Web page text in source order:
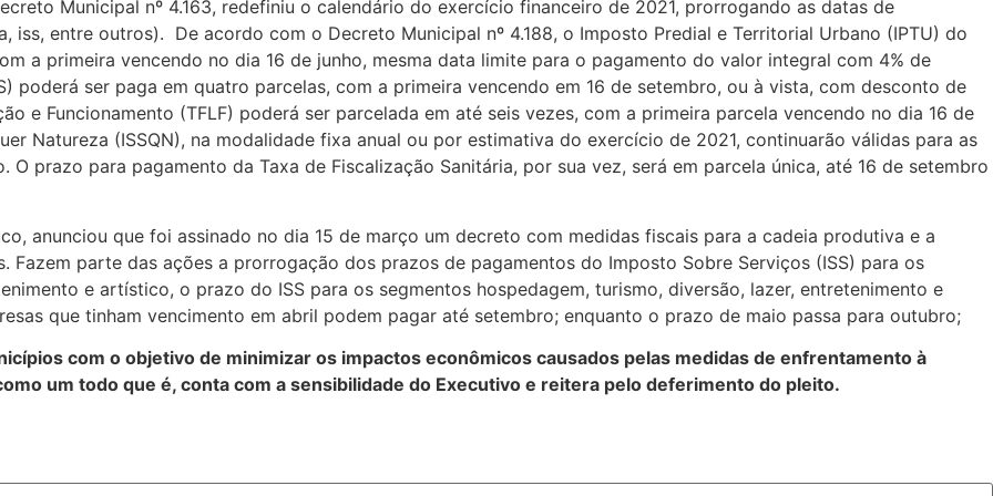
Municipal nº 4.163, redefiniu o calendário do exercício financeiro de 2021, prorrogando as datas de
iss, entre outros). De acordo com o Decreto Municipal nº 4.188, o Imposto Predial e Territorial Urbano (IPTU) do
a primeira vencendo no dia 16 de junho, mesma data limite para o pagamento do valor integral com 4% de
poderá ser paga em quatro parcelas, com a primeira vencendo em 16 de setembro, ou à vista, com desconto de
e Funcionamento (TFLF) poderá ser parcelada em até seis vezes, com a primeira parcela vencendo no dia 16 de
Natureza (ISSQN), na modalidade fixa anual ou por estimativa do exercício de 2021, continuarão válidas para as
prazo para pagamento da Taxa de Fiscalização Sanitária, por sua vez, será em parcela única, até 16 de setembro
que foi assinado no dia 15 de março um decreto com medidas fiscais para a cadeia produtiva e a
parte das ações a prorrogação dos prazos de pagamentos do Imposto Sobre Serviços (ISS) para os
e artístico, o prazo do ISS para os segmentos hospedagem, turismo, diversão, lazer, entretenimento e
que tinham vencimento em abril podem pagar até setembro; enquanto o prazo de maio passa para outubro;
com o objetivo de minimizar os impactos econômicos causados pelas medidas de enfrentamento à
um todo que é, conta com a sensibilidade do Executivo e reitera pelo deferimento do pleito.